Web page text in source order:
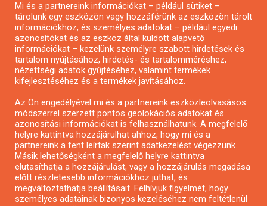
Pályázatírás civil szervezeteknek
Pályázatírás önkormányzatoknak
Pályázatfigyelés
Specifikus pályázatfigyelés vagy hírlevél
Pályázatok magánszemélyeknek
Pályázatok civil szervezeteknek
Pályázatok vállalkozásoknak
Önkormányzati pályázatok
Mezőgazdasági pályázatok
Mi és a partnereink információkat – például sütiket –
tárolunk egy eszközön vagy hozzáférünk az eszközön tárolt
információkhoz, és személyes adatokat – például egyedi
azonosítókat és az eszköz által küldött alapvető
információkat – kezelünk személyre szabott hirdetések és
tartalom nyújtásához, hirdetés- és tartalomméréshez,
nézettségi adatok gyűjtéséhez, valamint termékek
kifejlesztéséhez és a termékek javításához.
Az Ön engedélyével mi és a partnereink eszközleolvasásos
módszerrel szerzett pontos geolokációs adatokat és
azonosítási információkat is felhasználhatunk. A megfelelő
helyre kattintva hozzájárulhat ahhoz, hogy mi és a
partnereink a fent leírtak szerint adatkezelést végezzünk.
Másik lehetőségként a megfelelő helyre kattintva
elutasíthatja a hozzájárulást, vagy a hozzájárulás megadása
előtt részletesebb információkhoz juthat, és
megváltoztathatja beállításait. Felhívjuk figyelmét, hogy
személyes adatainak bizonyos kezeléséhez nem feltétlenül